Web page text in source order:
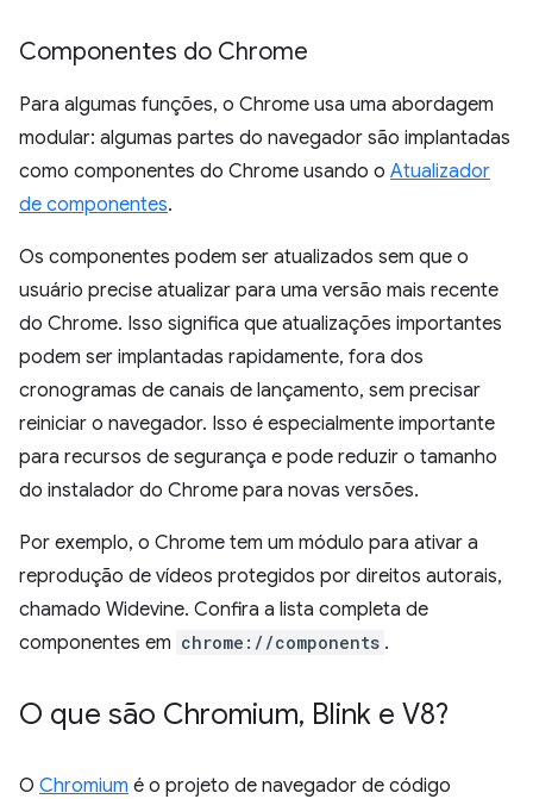
Componentes do Chrome
Para algumas funções, o Chrome usa uma abordagem
modular: algumas partes do navegador são implantadas
como componentes do Chrome usando o Atualizador
de componentes.
Os componentes podem ser atualizados sem que o
usuário precise atualizar para uma versão mais recente
do Chrome. Isso significa que atualizações importantes
podem ser implantadas rapidamente, fora dos
cronogramas de canais de lançamento, sem precisar
reiniciar o navegador. Isso é especialmente importante
para recursos de segurança e pode reduzir o tamanho
do instalador do Chrome para novas versões.
Por exemplo, o Chrome tem um módulo para ativar a
reprodução de vídeos protegidos por direitos autorais,
chamado Widevine. Confira a lista completa de
componentes em chrome://components .
O que são Chromium, Blink e V8?
O Chromium é o projeto de navegador de código